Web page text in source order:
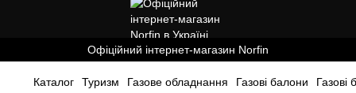
Офіційний інтернет-магазин Norfin
Каталог Туризм Газове обладнання Газові балони Газові